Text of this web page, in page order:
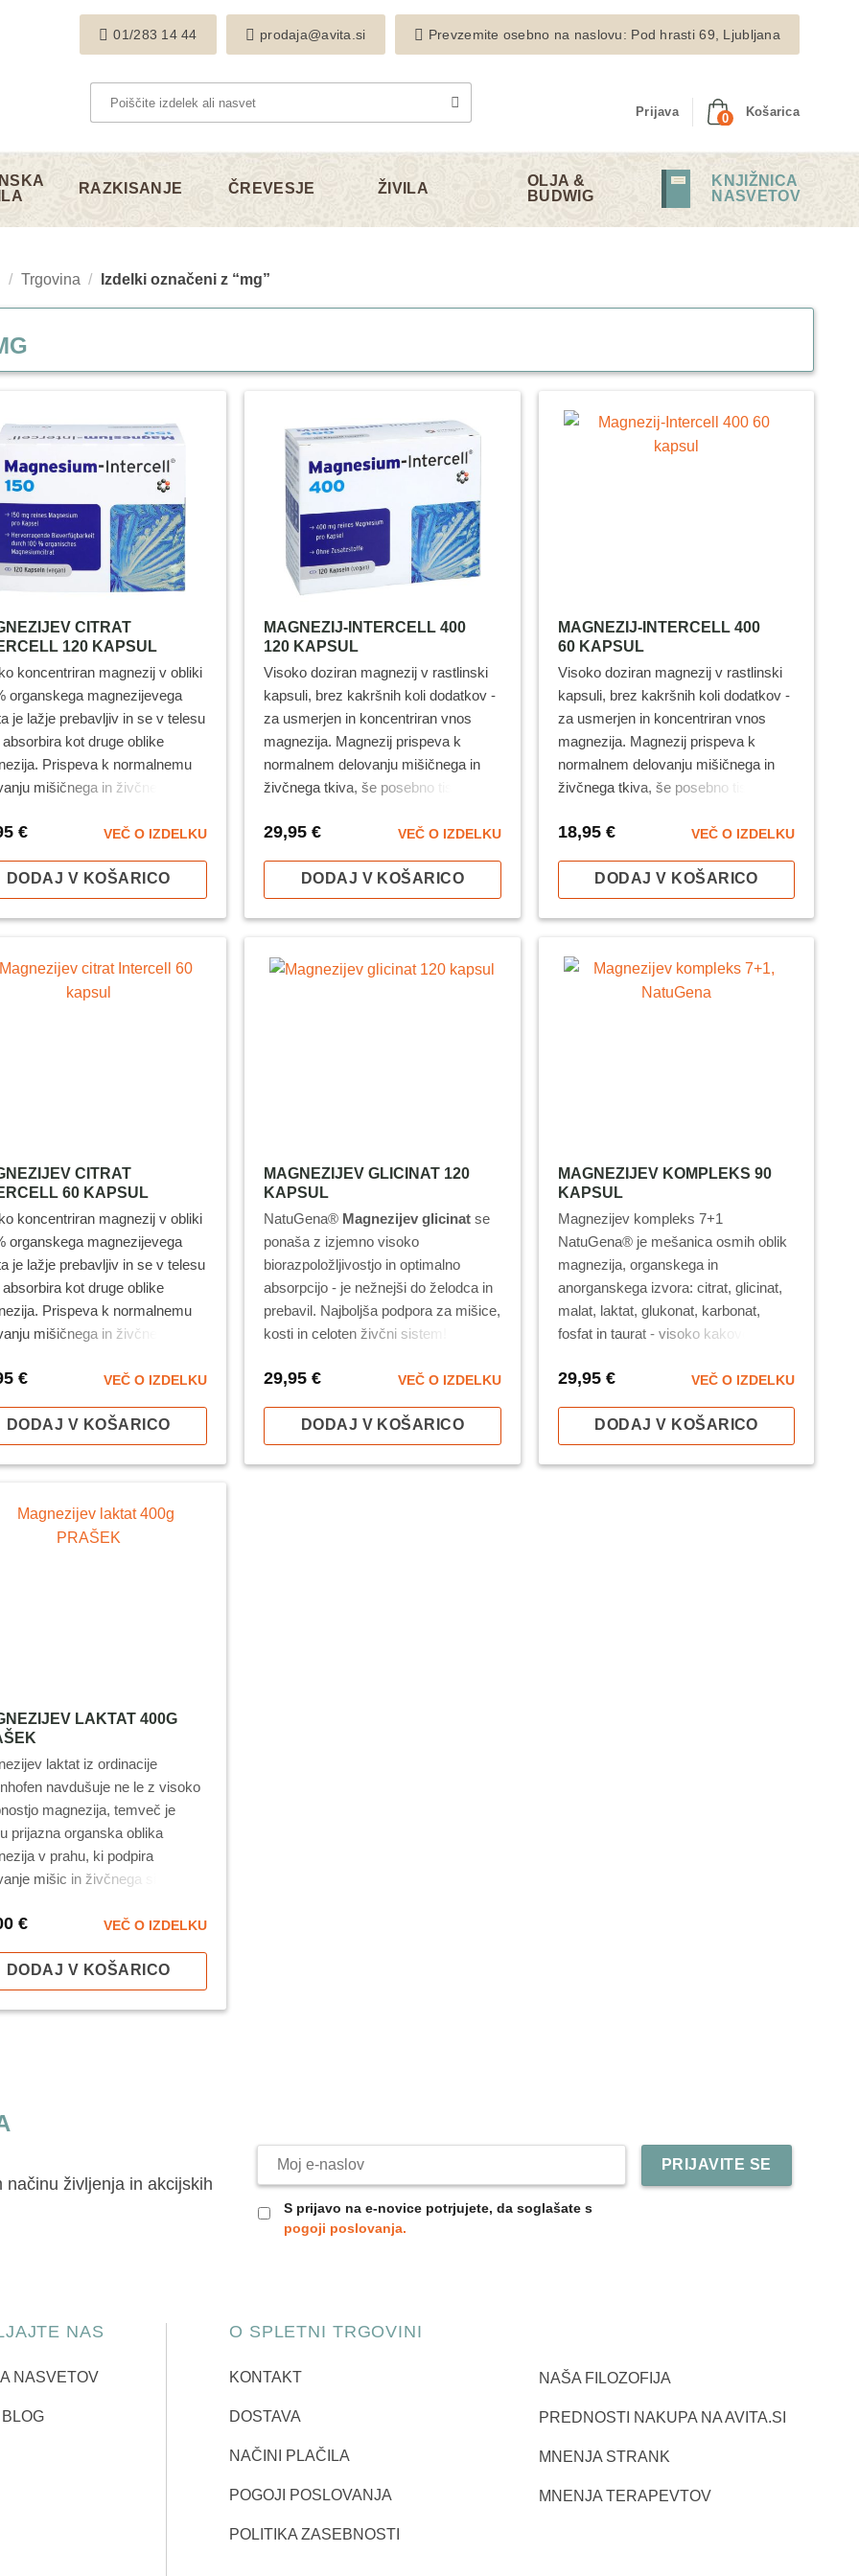
01/283 14 44 prodaja@avita.si Prevzemite osebno na naslovu: Pod hrasti 69, Ljubljana
Prijava 0 Košarica
RAZKISANJE ČREVESJE ŽIVILA
OLJA &
BUDWIG
KNJIŽNICA
NASVETOV
/ Trgovina / Izdelki označeni z “mg”
CITRAT
120 KAPSUL
koncentriran magnezij v obliki
organskega magnezijevega
je lažje prebavljiv in se v telesu
absorbira kot druge oblike
Prispeva k normalnemu
mišičnega in živčnega
žilah. Za zdrave in močne kosti
je cena za kos: 22,46 €*
se ne seštevajo.
€ VEČ O IZDELKU
DODAJ V KOŠARICO
MAGNEZIJ-INTERCELL 400
120 KAPSUL
Visoko doziran magnezij v rastlinski
kapsuli, brez kakršnih koli dodatkov -
za usmerjen in koncentriran vnos
magnezija. Magnezij prispeva k
normalnem delovanju mišičnega in
živčnega tkiva, še posebno tistega v
močne kosti ter zobe.Pri nakupu
26,96 €**popusti se ne seštevajo.
29,95€ VEČ O IZDELKU
DODAJ V KOŠARICO
MAGNEZIJ-INTERCELL 400
60 KAPSUL
Visoko doziran magnezij v rastlinski
kapsuli, brez kakršnih koli dodatkov -
za usmerjen in koncentriran vnos
magnezija. Magnezij prispeva k
normalnem delovanju mišičnega in
živčnega tkiva, še posebno tistega v
močne kosti ter zobe.Pri nakupu
17,06 €**popusti se ne seštevajo.
18,95€ VEČ O IZDELKU
DODAJ V KOŠARICO
CITRAT
60 KAPSUL
koncentriran magnezij v obliki
organskega magnezijevega
je lažje prebavljiv in se v telesu
absorbira kot druge oblike
Prispeva k normalnemu
mišičnega in živčnega
žilah. Za zdrave in močne kosti
je cena za kos: 13,46 €*
se ne seštevajo.
€ VEČ O IZDELKU
DODAJ V KOŠARICO
MAGNEZIJEV GLICINAT 120
KAPSUL
NatuGena® Magnezijev glicinat se
ponaša z izjemno visoko
biorazpoložljivostjo in optimalno
absorpcijo - je nežnejši do želodca in
prebavil. Najboljša podpora za mišice,
kosti in celoten živčni sistem!
29,95€ VEČ O IZDELKU
DODAJ V KOŠARICO
MAGNEZIJEV KOMPLEKS 90
KAPSUL
Magnezijev kompleks 7+1
NatuGena® je mešanica osmih oblik
magnezija, organskega in
anorganskega izvora: citrat, glicinat,
malat, laktat, glukonat, karbonat,
fosfat in taurat - visoko kakovostne
29,95€ VEČ O IZDELKU
DODAJ V KOŠARICO
LAKTAT 400G
laktat iz ordinacije
navdušuje ne le z visoko
magnezija, temveč je
prijazna organska oblika
v prahu, ki podpira
mišic in živčnega sistema
€ VEČ O IZDELKU
DODAJ V KOŠARICO
življenja in akcijskih
S prijavo na e-novice potrjujete, da soglašate s
pogoji poslovanja.
NAS
NASVETOV
O SPLETNI TRGOVINI
KONTAKT
DOSTAVA
NAČINI PLAČILA
POGOJI POSLOVANJA
POLITIKA ZASEBNOSTI
NAŠA FILOZOFIJA
PREDNOSTI NAKUPA NA AVITA.SI
MNENJA STRANK
MNENJA TERAPEVTOV